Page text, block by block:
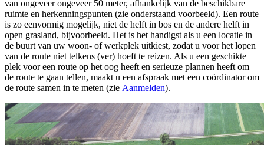
van ongeveer ongeveer 50 meter, afhankelijk van de beschikbare
ruimte en herkenningspunten (zie onderstaand voorbeeld). Een route
is zo eenvormig mogelijk, niet de helft in bos en de andere helft in
open grasland, bijvoorbeeld. Het is het handigst als u een locatie in
de buurt van uw woon- of werkplek uitkiest, zodat u voor het lopen
van de route niet telkens (ver) hoeft te reizen. Als u een geschikte
plek voor een route op het oog heeft en serieuze plannen heeft om
de route te gaan tellen, maakt u een afspraak met een coördinator om
de route samen in te meten (zie Aanmelden).